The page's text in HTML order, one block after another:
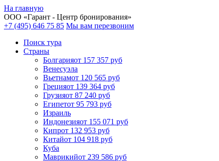
На главную
ООО «Гарант - Центр бронирования»
+7 (495) 646 75 85 Мы вам перезвоним
Поиск тура
Cтраны
Болгарияот 157 357 руб
Венесуэла
Вьетнамот 120 565 руб
Грецияот 139 364 руб
Грузияот 87 240 руб
Египетот 95 793 руб
Израиль
Индонезияот 155 071 руб
Кипрот 132 953 руб
Китайот 104 918 руб
Куба
Маврикийот 239 586 руб